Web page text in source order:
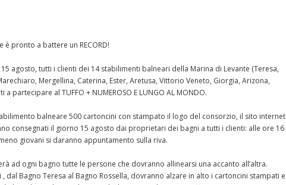
pronto a battere un RECORD!
agosto, tutti i clienti dei 14 stabilimenti balneari della Marina di Levante (Teresa,
Mergellina, Caterina, Ester, Aretusa, Vittorio Veneto, Giorgia, Arizona,
partecipare al TUFFO + NUMEROSO E LUNGO AL MONDO.
balneare 500 cartoncini con stampato il logo del consorzio, il sito internet
consegnati il giorno 15 agosto dai proprietari dei bagni a tutti i clienti: alle ore 16
giovani si daranno appuntamento sulla riva.
ad ogni bagno tutte le persone che dovranno allinearsi una accanto all’altra.
dal Bagno Teresa al Bagno Rossella, dovranno alzare in alto i cartoncini stampati e